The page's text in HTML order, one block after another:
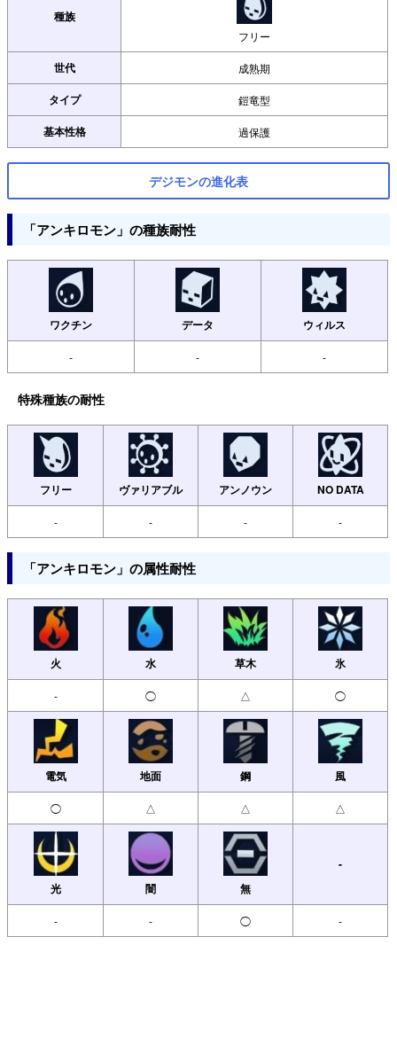
種族
フリー
世代 成熟期
タイプ 鎧竜型
基本性格 過保護
デジモンの進化表
「アンキロモン」の種族耐性
ワクチン データ ウィルス
- - -
特殊種族の耐性
フリー ヴァリアブル アンノウン NO DATA
- - - -
「アンキロモン」の属性耐性
火 水 草木 氷
- ◯ △ ◯
電気 地面 鋼 風
◯ △ △ △
光 闇 無
-
- - ◯ -